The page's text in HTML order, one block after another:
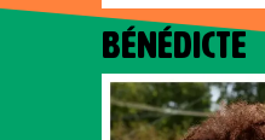
BÉNÉDICTE